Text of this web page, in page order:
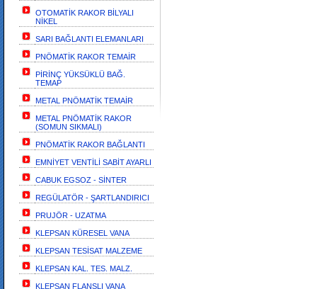
OTOMATİK RAKOR BİLYALI
NİKEL
SARI BAĞLANTI ELEMANLARI
PNÖMATİK RAKOR TEMAİR
PİRİNÇ YÜKSÜKLÜ BAĞ.
TEMAP
METAL PNÖMATİK TEMAİR
METAL PNÖMATİK RAKOR
(SOMUN SIKMALI)
PNÖMATİK RAKOR BAĞLANTI
EMNİYET VENTİLİ SABİT AYARLI
CABUK EGSOZ - SİNTER
REGÜLATÖR - ŞARTLANDIRICI
PRUJÖR - UZATMA
KLEPSAN KÜRESEL VANA
KLEPSAN TESİSAT MALZEME
KLEPSAN KAL. TES. MALZ.
KLEPSAN FLANŞLI VANA